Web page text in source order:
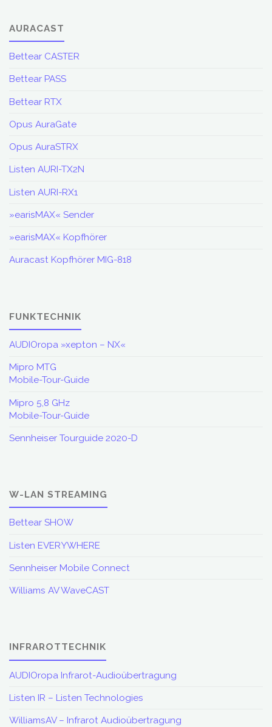
AURACAST
Bettear CASTER
Bettear PASS
Bettear RTX
Opus AuraGate
Opus AuraSTRX
Listen AURI-TX2N
Listen AURI-RX1
»earisMAX« Sender
»earisMAX« Kopfhörer
Auracast Kopfhörer MIG-818
FUNKTECHNIK
AUDIOropa »xepton – NX«
Mipro MTG
Mobile-Tour-Guide
Mipro 5,8 GHz
Mobile-Tour-Guide
Sennheiser Tourguide 2020-D
W-LAN STREAMING
Bettear SHOW
Listen EVERYWHERE
Sennheiser Mobile Connect
Williams AV WaveCAST
INFRAROTTECHNIK
AUDIOropa Infrarot-Audioübertragung
Listen IR – Listen Technologies
WilliamsAV – Infrarot Audioübertragung